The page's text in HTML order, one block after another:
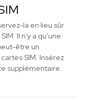
la en lieu sûr
Il n'y a qu'une
être un
SIM. Insérez
supplémentaire.